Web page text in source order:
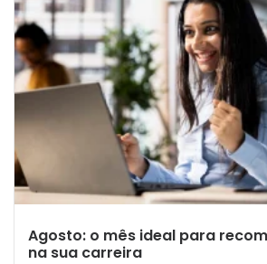
Agosto: o mês ideal para
na sua carreira